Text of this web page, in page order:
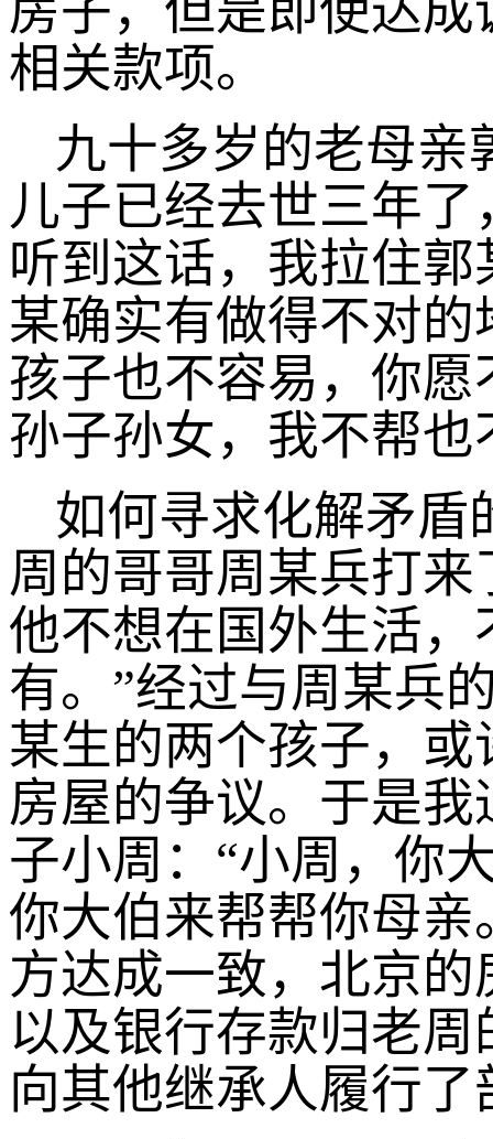
相关款项。
九十多岁的老母亲
儿子已经去世三年
听到这话，我拉住
某确实有做得不对
孩子也不容易，你
孙子孙女，我不帮
如何寻求化解矛盾
周的哥哥周某兵打
他不想在国外生活
有。”经过与周某兵
某生的两个孩子，
房屋的争议。于是
子小周：“小周，你
你大伯来帮帮你母
方达成一致，北京
以及银行存款归老
向其他继承人履行